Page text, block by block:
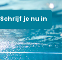
Schrijf je nu in